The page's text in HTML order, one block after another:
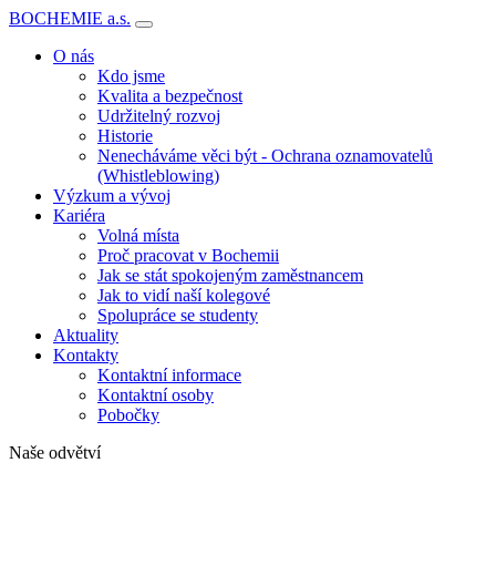
BOCHEMIE a.s.
O nás
Kdo jsme
Kvalita a bezpečnost
Udržitelný rozvoj
Historie
Nenecháváme věci být - Ochrana oznamovatelů
(Whistleblowing)
Výzkum a vývoj
Kariéra
Volná místa
Proč pracovat v Bochemii
Jak se stát spokojeným zaměstnancem
Jak to vidí naší kolegové
Spolupráce se studenty
Aktuality
Kontakty
Kontaktní informace
Kontaktní osoby
Pobočky
Naše odvětví